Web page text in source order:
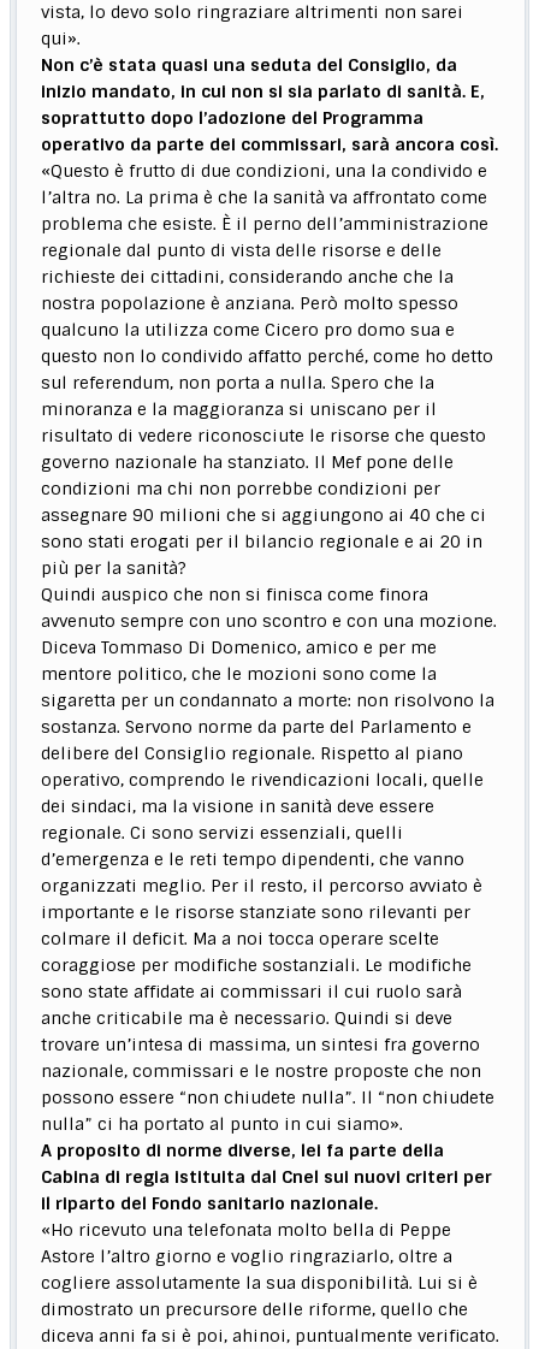
vista, lo devo solo ringraziare altrimenti non sarei
qui».
Non c’è stata quasi una seduta del Consiglio, da
inizio mandato, in cui non si sia parlato di sanità. E,
soprattutto dopo l’adozione del Programma
operativo da parte dei commissari, sarà ancora così.
«Questo è frutto di due condizioni, una la condivido e
l’altra no. La prima è che la sanità va affrontato come
problema che esiste. È il perno dell’amministrazione
regionale dal punto di vista delle risorse e delle
richieste dei cittadini, considerando anche che la
nostra popolazione è anziana. Però molto spesso
qualcuno la utilizza come Cicero pro domo sua e
questo non lo condivido affatto perché, come ho detto
sul referendum, non porta a nulla. Spero che la
minoranza e la maggioranza si uniscano per il
risultato di vedere riconosciute le risorse che questo
governo nazionale ha stanziato. Il Mef pone delle
condizioni ma chi non porrebbe condizioni per
assegnare 90 milioni che si aggiungono ai 40 che ci
sono stati erogati per il bilancio regionale e ai 20 in
più per la sanità?
Quindi auspico che non si finisca come finora
avvenuto sempre con uno scontro e con una mozione.
Diceva Tommaso Di Domenico, amico e per me
mentore politico, che le mozioni sono come la
sigaretta per un condannato a morte: non risolvono la
sostanza. Servono norme da parte del Parlamento e
delibere del Consiglio regionale. Rispetto al piano
operativo, comprendo le rivendicazioni locali, quelle
dei sindaci, ma la visione in sanità deve essere
regionale. Ci sono servizi essenziali, quelli
d’emergenza e le reti tempo dipendenti, che vanno
organizzati meglio. Per il resto, il percorso avviato è
importante e le risorse stanziate sono rilevanti per
colmare il deficit. Ma a noi tocca operare scelte
coraggiose per modifiche sostanziali. Le modifiche
sono state affidate ai commissari il cui ruolo sarà
anche criticabile ma è necessario. Quindi si deve
trovare un’intesa di massima, un sintesi fra governo
nazionale, commissari e le nostre proposte che non
possono essere “non chiudete nulla”. Il “non chiudete
nulla” ci ha portato al punto in cui siamo».
A proposito di norme diverse, lei fa parte della
Cabina di regia istituita dal Cnel sui nuovi criteri per
il riparto del Fondo sanitario nazionale.
«Ho ricevuto una telefonata molto bella di Peppe
Astore l’altro giorno e voglio ringraziarlo, oltre a
cogliere assolutamente la sua disponibilità. Lui si è
dimostrato un precursore delle riforme, quello che
diceva anni fa si è poi, ahinoi, puntualmente verificato.